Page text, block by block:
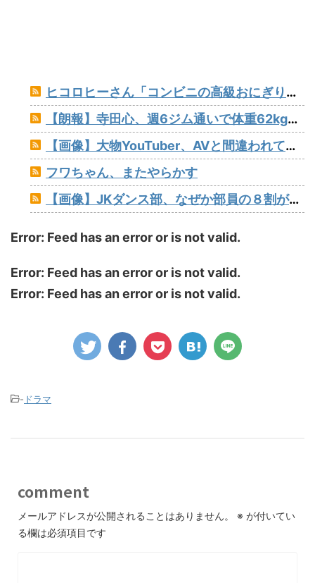
ヒコロヒーさん「コンビニの高級おにぎりが170円とか絶対買わない」とか薄すぎるトークをかましてしまう
【朗報】寺田心、週6ジム通いで体重62kg→82kgに 110kgのベンチプレス持ち上げる姿披露（画像あり）
【画像】大物YouTuber、AVと間違われて海外でバズるwww
フワちゃん、またやらかす
【画像】JKダンス部、なぜか部員の８割がﾃﾞｶﾊﾟｲwww
Error: Feed has an error or is not valid.
Error: Feed has an error or is not valid.
Error: Feed has an error or is not valid.
- ドラマ
comment
メールアドレスが公開されることはありません。 ※ が付いてい
る欄は必須項目です